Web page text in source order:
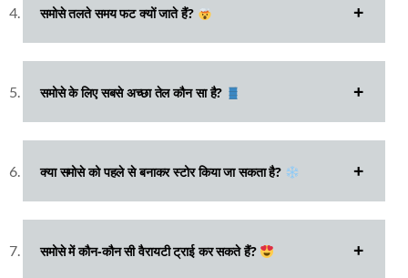
समोसे तलते समय फट क्यों जाते हैं?
समोसे के लिए सबसे अच्छा तेल कौन सा है?
क्या समोसे को पहले से बनाकर स्टोर किया जा सकता है?
समोसे में कौन-कौन सी वैरायटी ट्राई कर सकते हैं?